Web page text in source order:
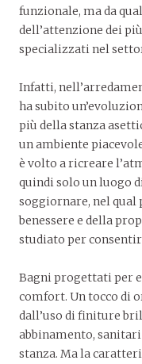
funzionale, ma da
dell’attenzione dei
specializzati nel
Infatti,
ha subito
più della stanza
un ambiente
è volto a ricreare
quindi solo un luogo
soggiornare, nel qual
benessere e della
studiato per
Bagni progettati per
comfort. Un tocco di
dall’uso di finiture
abbinamento, sanitari
stanza. Ma la